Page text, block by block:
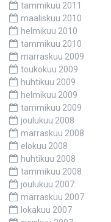
tammikuu 2011
maaliskuu 2010
helmikuu 2010
tammikuu 2010
marraskuu 2009
toukokuu 2009
huhtikuu 2009
helmikuu 2009
tammikuu 2009
joulukuu 2008
marraskuu 2008
elokuu 2008
huhtikuu 2008
tammikuu 2008
joulukuu 2007
marraskuu 2007
lokakuu 2007